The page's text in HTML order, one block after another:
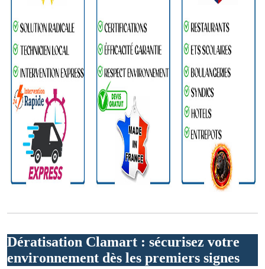
Dératisation Clamart : sécurisez votre
environnement dès les premiers signes